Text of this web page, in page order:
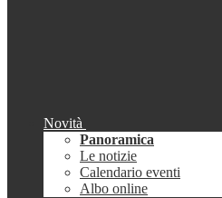
Novità
Panoramica
Le notizie
Calendario eventi
Albo online